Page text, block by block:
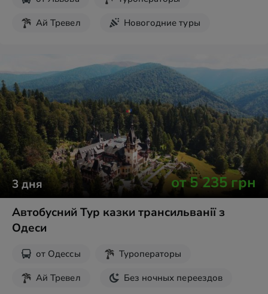
Ай Тревел
Новогодние туры
3дня от5 235грн
Автобусний Тур казки трансильванії з
Одеси
от Одессы
Туроператоры
Ай Тревел
Без ночных переездов